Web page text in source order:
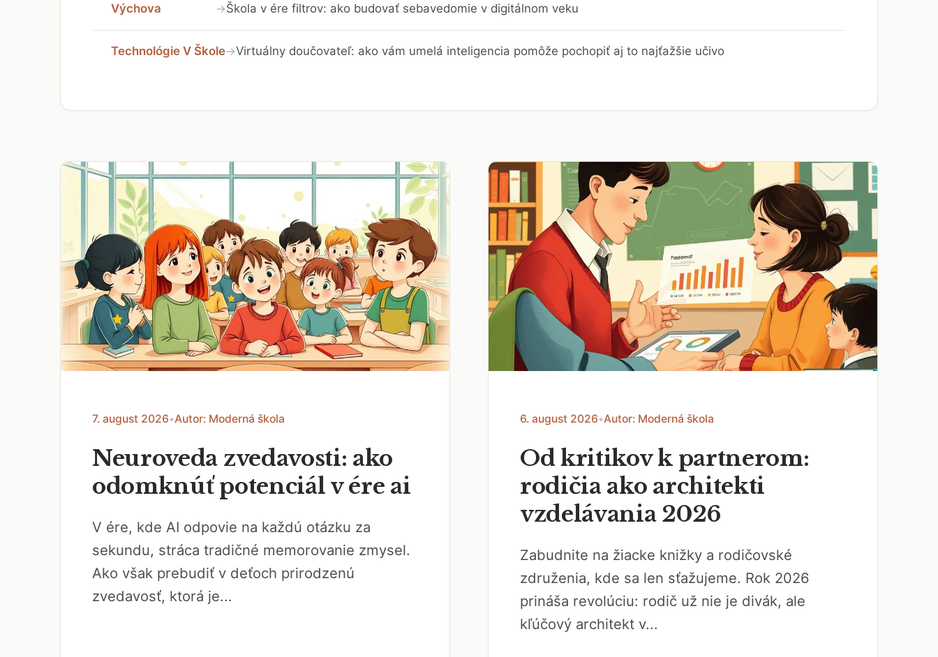
Výchova →Škola v ére filtrov: ako budovať sebavedomie v digitálnom veku
Technológie V Škole→Virtuálny doučovateľ: ako vám umelá inteligencia pomôže pochopiť aj to najťažšie učivo
7. august 2026•Autor: Moderná škola
Neuroveda zvedavosti: ako
odomknúť potenciál v ére ai
V ére, kde AI odpovie na každú otázku za
sekundu, stráca tradičné memorovanie zmysel.
Ako však prebudiť v deťoch prirodzenú
zvedavosť, ktorá je...
6. august 2026•Autor: Moderná škola
Od kritikov k partnerom:
rodičia ako architekti
vzdelávania 2026
Zabudnite na žiacke knižky a rodičovské
združenia, kde sa len sťažujeme. Rok 2026
prináša revolúciu: rodič už nie je divák, ale
kľúčový architekt v...